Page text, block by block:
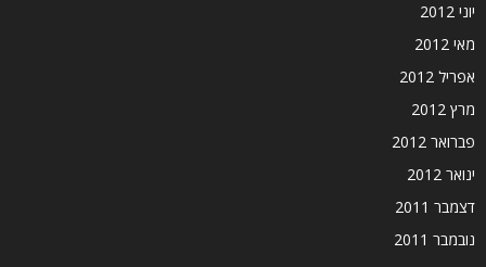
יוני 2012
מאי 2012
אפריל 2012
מרץ 2012
פברואר 2012
ינואר 2012
דצמבר 2011
נובמבר 2011